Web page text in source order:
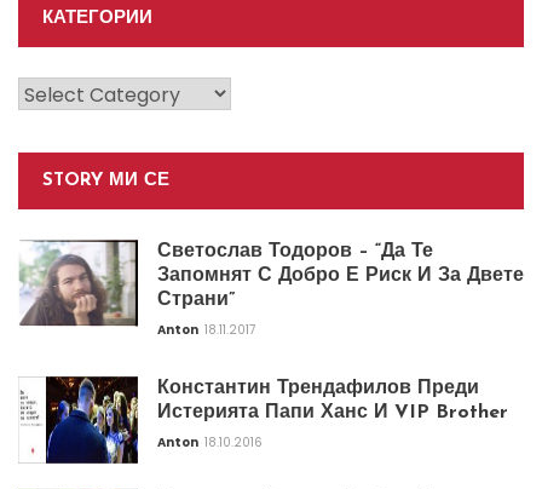
КАТЕГОРИИ
Категории
STORY МИ СЕ
Светослав Тодоров – “Да Те
Запомнят С Добро Е Риск И За Двете
Страни”
Anton 18.11.2017
Константин Трендафилов Преди
Истерията Папи Ханс И VIP Brother
Anton 18.10.2016